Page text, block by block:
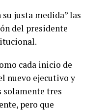
justa medida” las
del presidente
cada inicio de
nuevo ejecutivo y
solamente tres
pero que